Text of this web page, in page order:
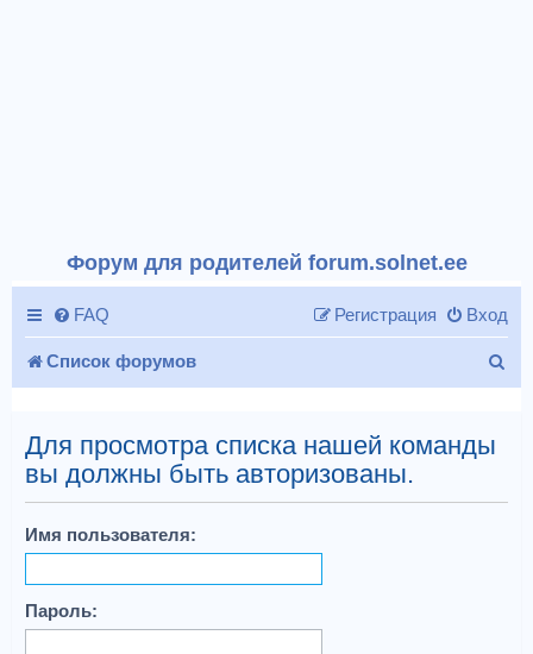
Форум для родителей forum.solnet.ee
FAQ Вход
Регистрация
Список форумов
Для просмотра списка нашей команды
вы должны быть авторизованы.
Имя пользователя:
Пароль: